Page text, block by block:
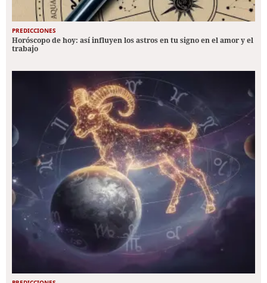
PREDICCIONES
Horóscopo de hoy: así influyen los astros en tu signo en el amor y el
trabajo